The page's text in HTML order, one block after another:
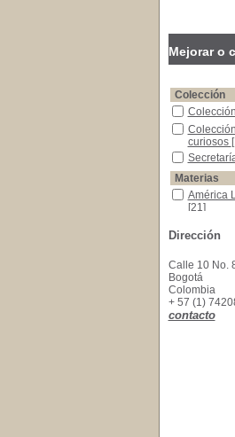
Mejorar o
Colección
Colección
Colección
curiosos
Secretaría
Materias
América
América
[21]
Intelectual
América
[2]
América
América
[2]
América
Dirección
Calle 10 No.
Bogotá
Colombia
+ 57 (1)
contacto